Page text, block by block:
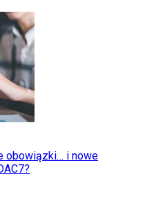
obowiązki… i nowe